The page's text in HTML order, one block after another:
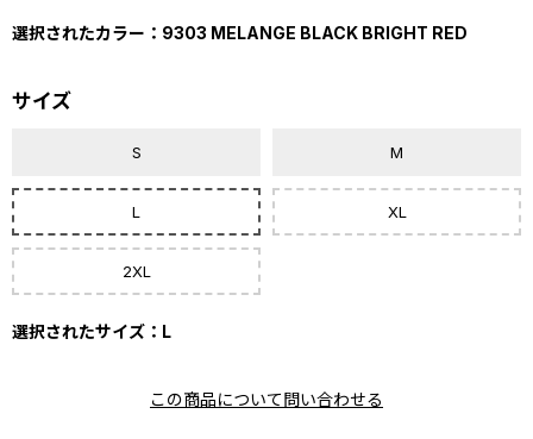
選択されたカラー：9303 MELANGE BLACK BRIGHT RED
サイズ
S M
L XL
2XL
選択されたサイズ：L
この商品について問い合わせる